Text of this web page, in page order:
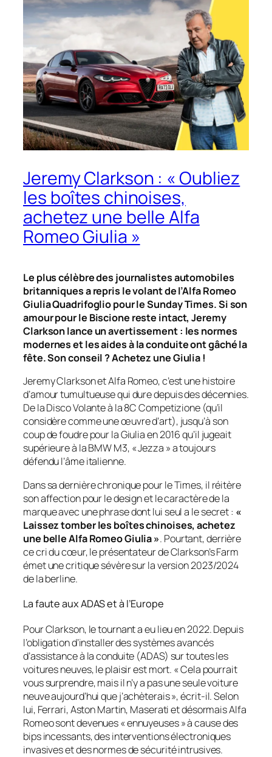
Jeremy Clarkson : « Oubliez
les boîtes chinoises,
achetez une belle Alfa
Romeo Giulia »
Le plus célèbre des journalistes automobiles
britanniques a repris le volant de l’Alfa Romeo
Giulia Quadrifoglio pour leSunday Times. Si son
amour pour le Biscione reste intact, Jeremy
Clarkson lance un avertissement : les normes
modernes et les aides à la conduite ont gâché la
fête. Son conseil ? Achetez une Giulia !
Jeremy Clarkson et Alfa Romeo, c’est une histoire
d’amour tumultueuse qui dure depuis des décennies.
De la Disco Volante à la 8C Competizione (qu’il
considère comme une œuvre d’art), jusqu’à son
coup de foudre pour la Giulia en 2016 qu’il jugeait
supérieure à la BMW M3, « Jezza » a toujours
défendu l’âme italienne.
Dans sa dernière chronique pour leTimes, il réitère
son affection pour le design et le caractère de la
marque avec une phrase dont lui seul a le secret : «
Laissez tomber les boîtes chinoises, achetez
une belle Alfa Romeo Giulia ». Pourtant, derrière
ce cri du cœur, le présentateur deClarkson’s Farm
émet une critique sévère sur la version 2023/2024
de la berline.
La faute aux ADAS et à l’Europe
Pour Clarkson, le tournant a eu lieu en 2022. Depuis
l’obligation d’installer des systèmes avancés
d’assistance à la conduite (ADAS) sur toutes les
voitures neuves, le plaisir est mort. « Cela pourrait
vous surprendre, mais il n’y a pas une seule voiture
neuve aujourd’hui que j’achèterais », écrit-il. Selon
lui, Ferrari, Aston Martin, Maserati et désormais Alfa
Romeo sont devenues « ennuyeuses » à cause des
bips incessants, des interventions électroniques
invasives et des normes de sécurité intrusives.